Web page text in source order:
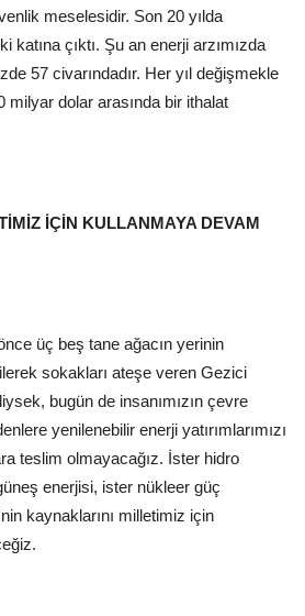
meselesidir. Son 20 yılda
katına çıktı. Şu an enerji arzımızda
57 civarındadır. Her yıl değişmekle
milyar dolar arasında bir ithalat
İÇİN KULLANMAYA DEVAM
üç beş tane ağacın yerinin
sokakları ateşe veren Gezici
bugün de insanımızın çevre
yenilenebilir enerji yatırımlarımızı
teslim olmayacağız. İster hidro
enerjisi, ister nükleer güç
kaynaklarını milletimiz için